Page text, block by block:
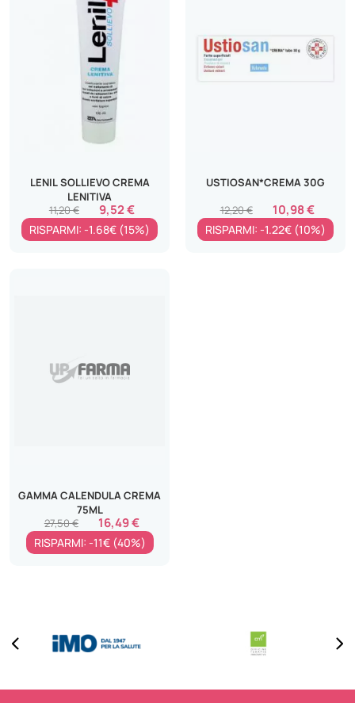
LENIL SOLLIEVO CREMA
LENITIVA
9,52 €
11,20 €
RISPARMI: -1.68€ (15%)
USTIOSAN*CREMA 30G
10,98 €
12,20 €
RISPARMI: -1.22€ (10%)
GAMMA CALENDULA CREMA
75ML
16,49 €
27,50 €
RISPARMI: -11€ (40%)